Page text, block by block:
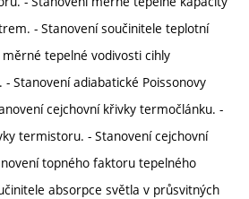
- Stanovení součinitele teplotní
tepelné vodivosti cihly
Stanovení adiabatické Poissonovy
cejchovní křivky termočlánku. -
termistoru. - Stanovení cejchovní
topného faktoru tepelného
absorpce světla v průsvitných